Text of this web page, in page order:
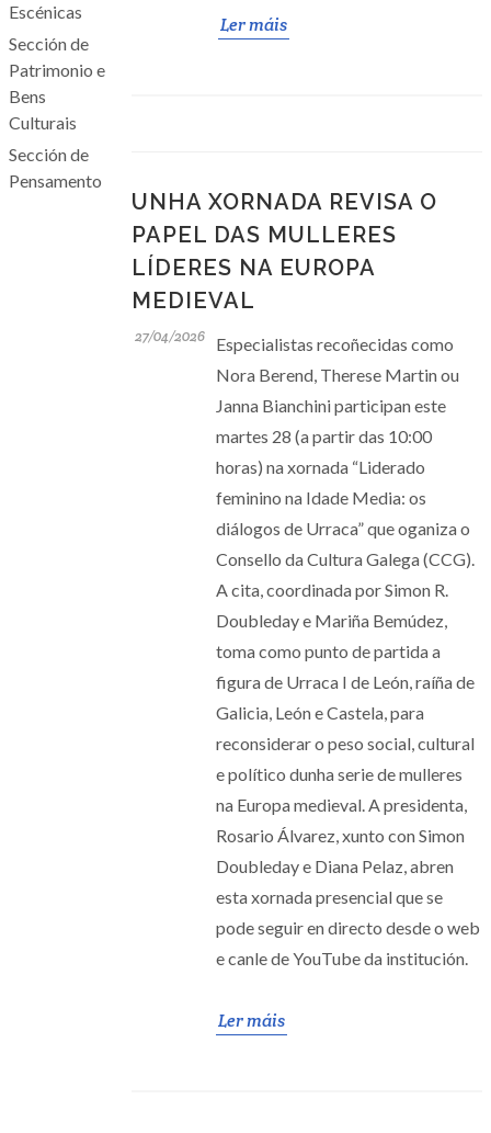
Escénicas
Sección de
Patrimonio e
Bens
Culturais
Sección de
Pensamento
Ler máis
UNHA XORNADA REVISA O
PAPEL DAS MULLERES
LÍDERES NA EUROPA
MEDIEVAL
27/04/2026
Especialistas recoñecidas como
Nora Berend, Therese Martin ou
Janna Bianchini participan este
martes 28 (a partir das 10:00
horas) na xornada “Liderado
feminino na Idade Media: os
diálogos de Urraca” que oganiza o
Consello da Cultura Galega (CCG).
A cita, coordinada por Simon R.
Doubleday e Mariña Bemúdez,
toma como punto de partida a
figura de Urraca I de León, raíña de
Galicia, León e Castela, para
reconsiderar o peso social, cultural
e político dunha serie de mulleres
na Europa medieval. A presidenta,
Rosario Álvarez, xunto con Simon
Doubleday e Diana Pelaz, abren
esta xornada presencial que se
pode seguir en directo desde o web
e canle de YouTube da institución.
Ler máis